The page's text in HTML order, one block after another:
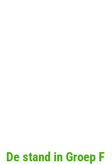
De stand in Groep F